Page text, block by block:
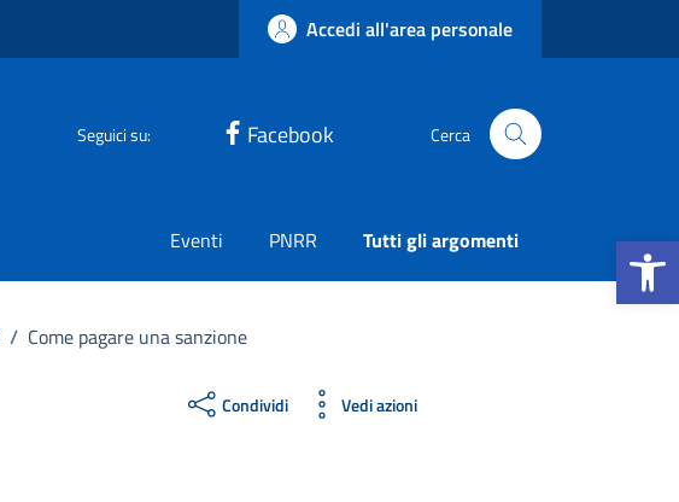
Apri la
Accedi all'area personale
Seguici su: Facebook Cerca
Eventi PNRR Tutti gli argomenti
/ Come pagare una sanzione
Condividi Vedi azioni